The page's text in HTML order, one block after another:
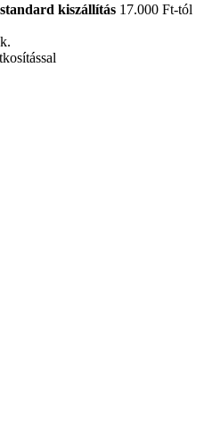
kiszállítás 17.000 Ft-tól